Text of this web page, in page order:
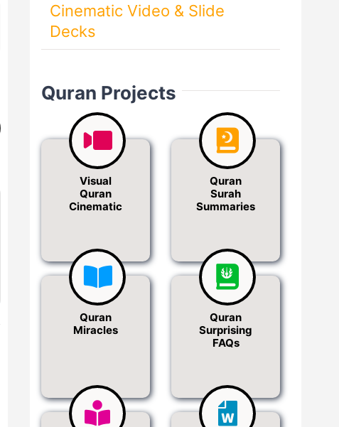
Cinematic Video & Slide
Decks
Quran Projects
Visual
Quran
Cinematic
Quran
Surah
Summaries
Quran
Miracles
Quran
Surprising
FAQs